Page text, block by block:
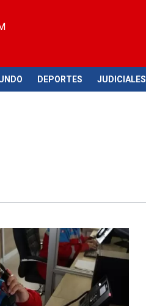
DEPORTES JUDICIALES